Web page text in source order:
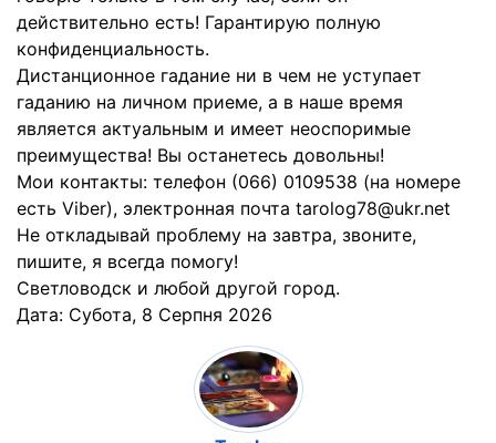
действительно есть! Гарантирую полную
конфиденциальность.
Дистанционное гадание ни в чем не уступает
гаданию на личном приеме, а в наше время
является актуальным и имеет неоспоримые
преимущества! Вы останетесь довольны!
Мои контакты: телефон (066) 0109538 (на номере
есть Viber), электронная почта tarolog78@ukr.net
Не откладывай проблему на завтра, звоните,
пишите, я всегда помогу!
Светловодск и любой другой город.
Дата: Субота, 8 Серпня 2026